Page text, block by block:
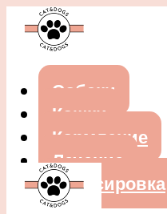
Собаки
Кошки
Кормление
Лечение
Дрессировка